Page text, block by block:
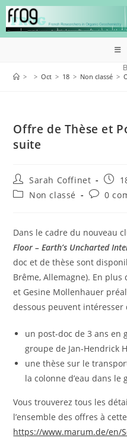
> > Oct > 18 > Non classé >
Offre de Thèse et
suite
Sarah Coffinet
Non classé
0
Dans le cadre du nouveau
Floor – Earth’s Uncharted
doc et de thèse sont
Brême, Allemagne). En
et Gesine Mollenhauer
dessous peuvent
un post-doc de 3 ans en
groupe de Jan-Hendrick
une thèse sur le
la colonne d’eau dans
Vous trouverez tous les
l’ensemble des offres à
https://www.marum.de/en/